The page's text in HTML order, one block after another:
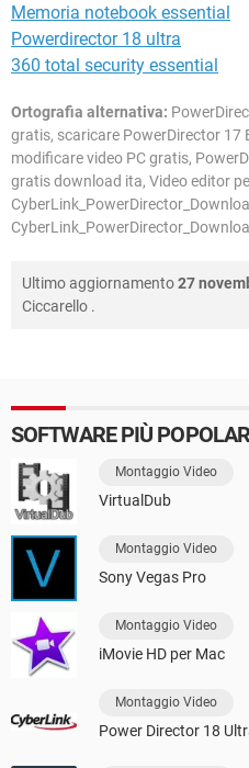
Memoria notebook essential
Powerdirector 18 ultra
360 total security essential
Ortografia alternativa:
gratis, scaricare PowerDirector 17
modificare video PC gratis,
gratis download ita, Video editor
Ultimo aggiornamento27
Ciccarello .
SOFTWARE PIÙ
Montaggio Video
VirtualDub
Montaggio Video
Sony Vegas Pro
Montaggio Video
iMovie HD per Mac
Montaggio Video
Power Director 18